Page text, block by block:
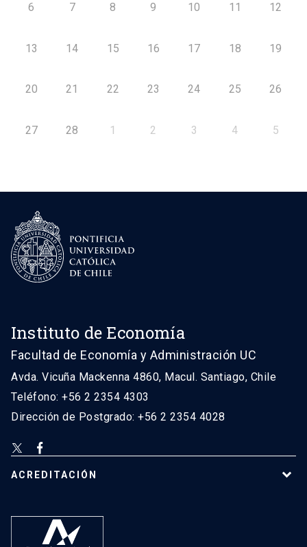
6 7 8 9 10 11 12
13 14 15 16 17 18 19
20 21 22 23 24 25 26
27 28 1 2 3 4 5
Instituto de Economía
Facultad de Economía y Administración UC
Avda. Vicuña Mackenna 4860, Macul. Santiago, Chile
Teléfono: +56 2 2354 4303
Dirección de Postgrado: +56 2 2354 4028
ACREDITACIÓN